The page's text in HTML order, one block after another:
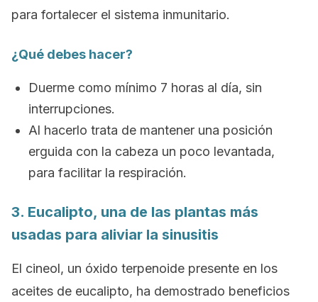
para fortalecer el sistema inmunitario.
¿Qué debes hacer?
Duerme como mínimo 7 horas al día, sin
interrupciones.
Al hacerlo trata de mantener una posición
erguida con la cabeza un poco levantada,
para facilitar la respiración.
3. Eucalipto, una de las plantas más
usadas para aliviar la sinusitis
El cineol, un óxido terpenoide presente en los
aceites de eucalipto, ha demostrado beneficios